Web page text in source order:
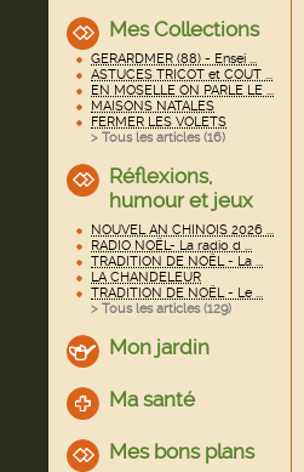
Mes Collections
GERARDMER (88) - Ensei ...
ASTUCES TRICOT et COUT ...
EN MOSELLE ON PARLE LE ...
MAISONS NATALES
FERMER LES VOLETS
> Tous les articles (16)
Réflexions,
humour et jeux
NOUVEL AN CHINOIS 2026 ...
RADIO NOËL- La radio d ...
TRADITION DE NOËL - La ...
LA CHANDELEUR
TRADITION DE NOËL - Le ...
> Tous les articles (129)
Mon jardin
Ma santé
Mes bons plans